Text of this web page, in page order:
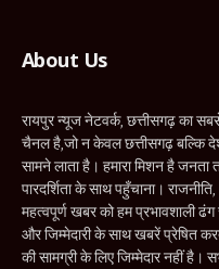
About Us
रायपुर न्यूज नेटवर्क, छत्तीसगढ़ का
चैनल है,जो न केवल छत्तीसगढ़ बल्कि
सामने लाता है। हमारा मिशन है जनता
पारदर्शिता के साथ पहुँचाना।
महत्वपूर्ण खबर को हम प्रभावशाली
और जिम्मेदारी के साथ खबरें प्रेषित
की सामग्री के लिए जिम्मेदार नहीं है।